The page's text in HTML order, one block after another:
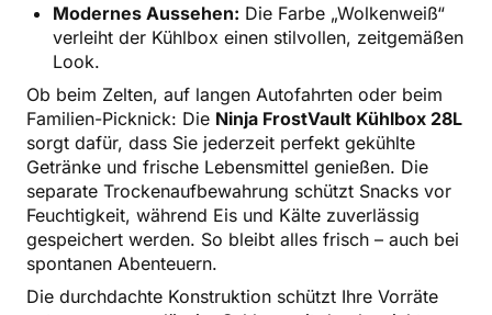
Modernes Aussehen: Die Farbe „Wolkenweiß“
verleiht der Kühlbox einen stilvollen, zeitgemäßen
Look.
Ob beim Zelten, auf langen Autofahrten oder beim
Familien-Picknick: Die Ninja FrostVault Kühlbox 28L
sorgt dafür, dass Sie jederzeit perfekt gekühlte
Getränke und frische Lebensmittel genießen. Die
separate Trockenaufbewahrung schützt Snacks vor
Feuchtigkeit, während Eis und Kälte zuverlässig
gespeichert werden. So bleibt alles frisch – auch bei
spontanen Abenteuern.
Die durchdachte Konstruktion schützt Ihre Vorräte